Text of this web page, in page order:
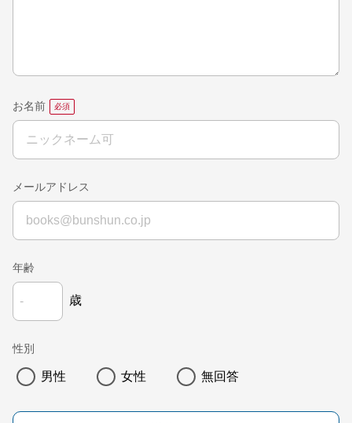
お名前
メールアドレス
年齢
歳
性別
男性 女性 無回答